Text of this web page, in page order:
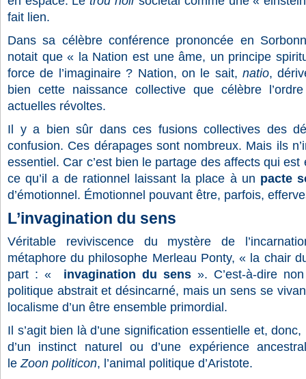
fait lien.
Dans sa célèbre conférence prononcée en
notait que « la Nation est une âme, un principe
force de l’imaginaire ? Nation, on le sait,natio,
bien cette naissance collective que célèbre
actuelles révoltes.
Il y a bien sûr dans ces fusions collectives des
confusion. Ces dérapages sont nombreux. Mais ils
essentiel. Car c’est bien le partage des affects qui
ce qu’il a de rationnel laissant la place à un pacte
d’émotionnel. Émotionnel pouvant être, parfois,
L’invagination du sens
Véritable reviviscence du mystère de
métaphore du philosophe Merleau Ponty, « la chair
part : « invagination du sens ». C’est-à-dire
politique abstrait et désincarné, mais un sens se
localisme d’un être ensemble primordial.
Il s’agit bien là d’une signification essentielle et,
d’un instinct naturel ou d’une expérience
leZoon politicon, l’animal politique d’Aristote.